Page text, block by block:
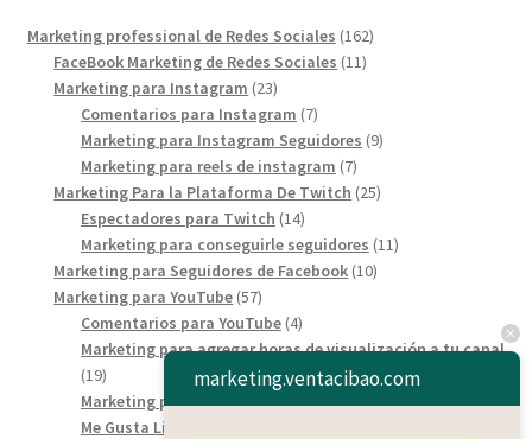
Marketing professional de Redes Sociales 162162
FaceBook Marketing de Redes Sociales 1111
Marketing para Instagram 2323
products
Comentarios para Instagram 77
products
Marketing para Instagram Seguidores 99
Marketing para reels de instagram 77
products
Marketing Para la Plataforma De Twitch 2525
Espectadores para Twitch 1414
products
Marketing para conseguirle seguidores 1111
Marketing para Seguidores de Facebook 1010
Marketing para YouTube 5757
products
Comentarios para YouTube 44
products
Marketing para agregar horas de visualización a tu canal
1919
products
Marketing para mas suscriptores 11
Me Gusta Likes YouTube
marketing.ventacibao.com